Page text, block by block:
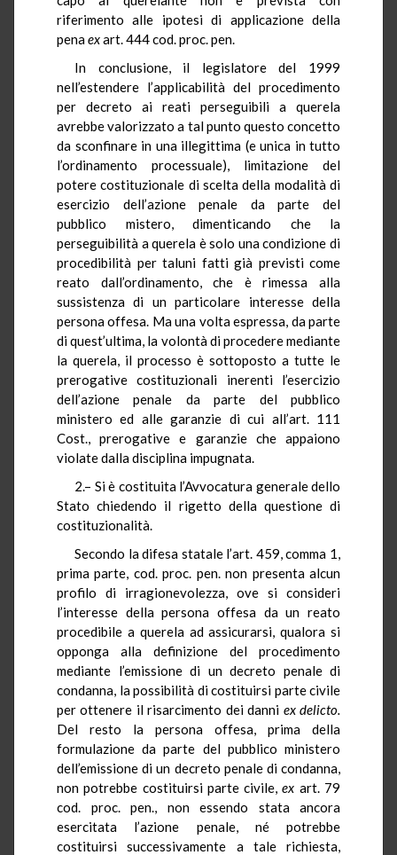
riferimento alle ipotesi di applicazione della
penaexart. 444 cod. proc. pen.
In conclusione, il legislatore del 1999
nell’estendere l’applicabilità del procedimento
per decreto ai reati perseguibili a querela
avrebbe valorizzato a tal punto questo concetto
da sconfinare in una illegittima (e unica in tutto
l’ordinamento processuale), limitazione del
potere costituzionale di scelta della modalità di
esercizio dell’azione penale da parte del
pubblico mistero, dimenticando che la
perseguibilità a querela è solo una condizione di
procedibilità per taluni fatti già previsti come
reato dall’ordinamento, che è rimessa alla
sussistenza di un particolare interesse della
persona offesa. Ma una volta espressa, da parte
di quest’ultima, la volontà di procedere mediante
la querela, il processo è sottoposto a tutte le
prerogative costituzionali inerenti l’esercizio
dell’azione penale da parte del pubblico
ministero ed alle garanzie di cui all’art. 111
Cost., prerogative e garanzie che appaiono
violate dalla disciplina impugnata.
2.– Si è costituita l’Avvocatura generale dello
Stato chiedendo il rigetto della questione di
costituzionalità.
Secondo la difesa statale l’art. 459, comma 1,
prima parte, cod. proc. pen. non presenta alcun
profilo di irragionevolezza, ove si consideri
l’interesse della persona offesa da un reato
procedibile a querela ad assicurarsi, qualora si
opponga alla definizione del procedimento
mediante l’emissione di un decreto penale di
condanna, la possibilità di costituirsi parte civile
per ottenere il risarcimento dei danni ex delicto.
Del resto la persona offesa, prima della
formulazione da parte del pubblico ministero
dell’emissione di un decreto penale di condanna,
non potrebbe costituirsi parte civile,ex art. 79
cod. proc. pen., non essendo stata ancora
esercitata l’azione penale, né potrebbe
costituirsi successivamente a tale richiesta,